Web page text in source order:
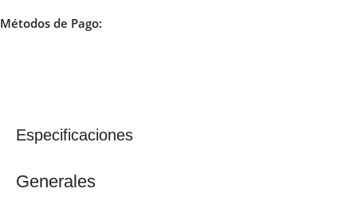
Métodos de Pago:
Especificaciones
Generales